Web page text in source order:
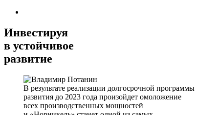
Инвестируя
в устойчивое
развитие
В результате реализации долгосрочной программы
развития до 2023 года произойдет омоложение
всех производственных мощностей